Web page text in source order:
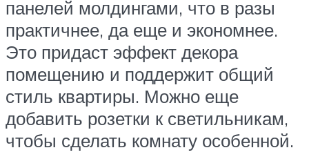
панелей молдингами, что в разы
практичнее, да еще и экономнее.
Это придаст эффект декора
помещению и поддержит общий
стиль квартиры. Можно еще
добавить розетки к светильникам,
чтобы сделать комнату особенной.